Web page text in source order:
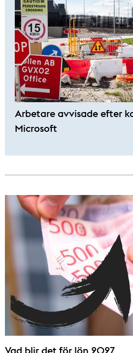
Arbetare avvisade efter
Microsoft
Vad blir det för lön 2027